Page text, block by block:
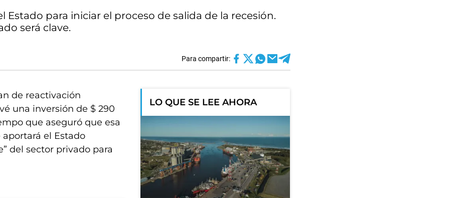
para iniciar el proceso de salida de la recesión.
será clave.
Para compartir:
de reactivación
una inversión de $ 290
que aseguró que esa
aportará el Estado
del sector privado para
LO QUE SE LEE AHORA